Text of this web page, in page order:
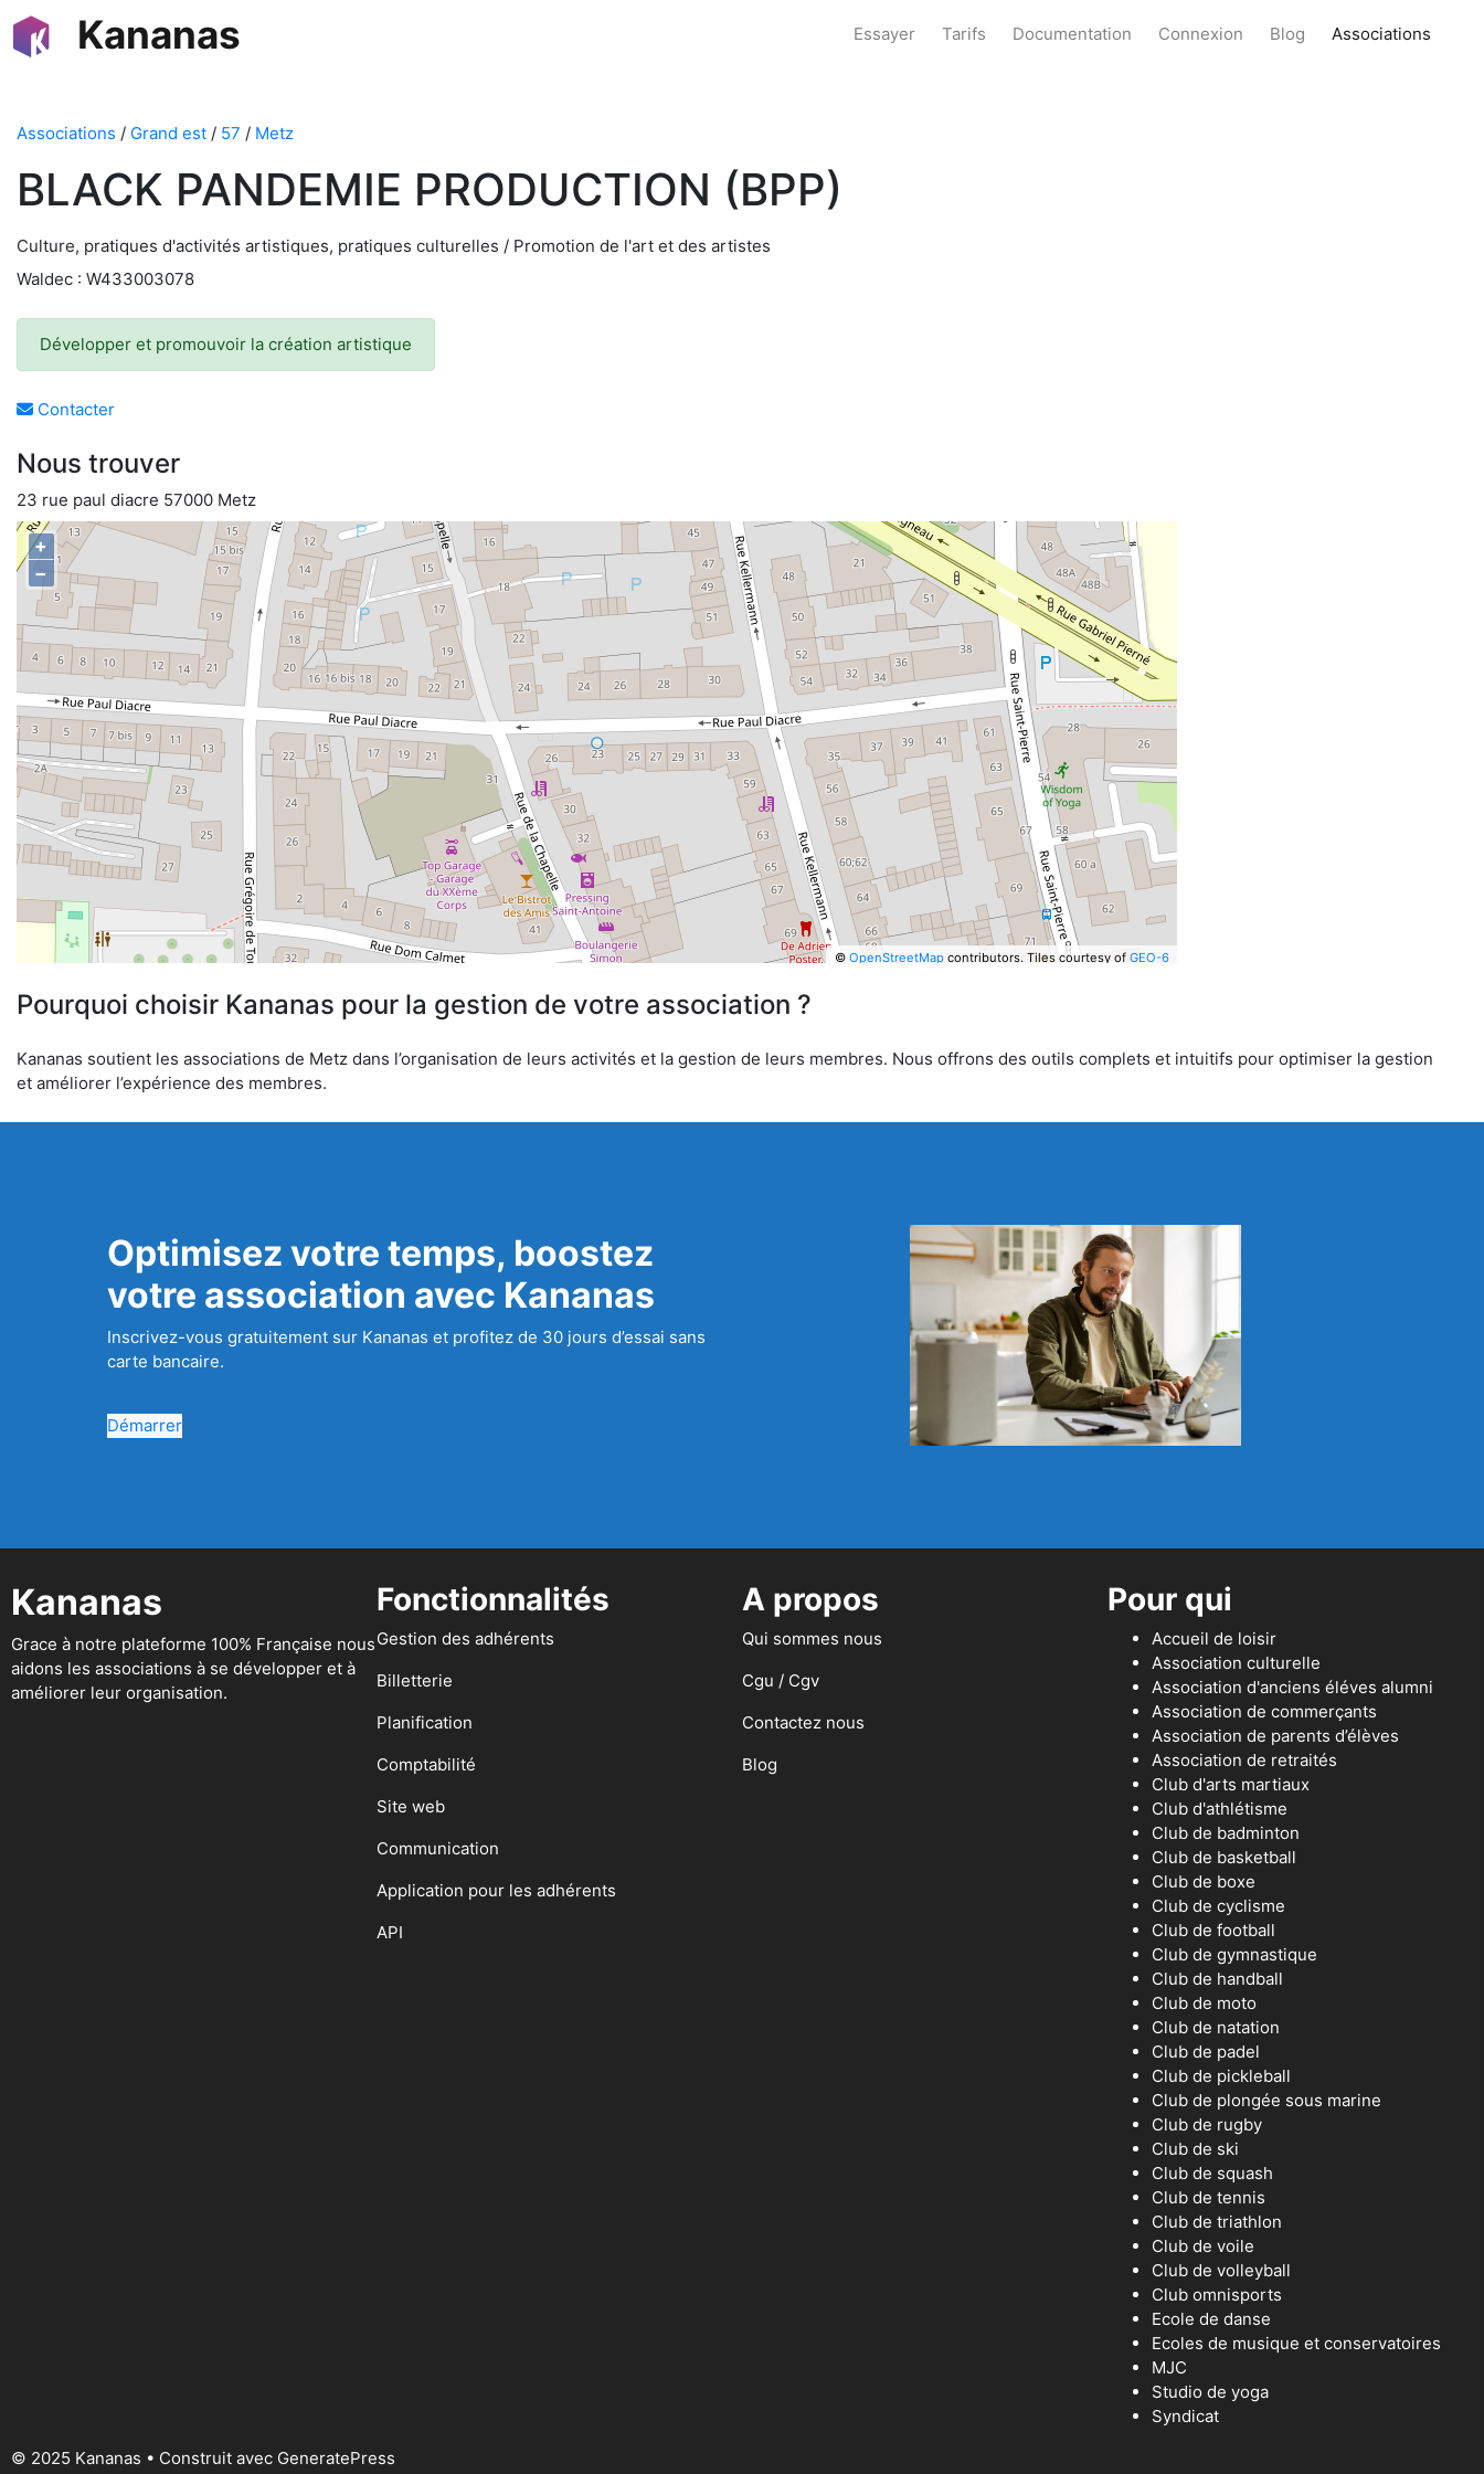
Kananas Essayer Tarifs Documentation Connexion Blog Associations
Associations / Grand est / 57 / Metz
BLACK PANDEMIE PRODUCTION (BPP)
Culture, pratiques d'activités artistiques, pratiques culturelles / Promotion de l'art et des artistes
Waldec : W433003078
Développer et promouvoir la création artistique
Contacter
Nous trouver
23 rue paul diacre 57000 Metz
+
−
© OpenStreetMapcontributors. Tiles courtesy of GEO-6
Pourquoi choisir Kananas pour la gestion de votre association ?
Kananas soutient les associations de Metz dans l’organisation de leurs activités et la gestion de leurs membres. Nous offrons des outils complets et intuitifs pour optimiser la gestion
et améliorer l’expérience des membres.
Optimisez votre temps, boostez
votre association avec Kananas
Inscrivez-vous gratuitement sur Kananas et profitez de 30 jours d’essai sans
carte bancaire.
Démarrer
Kananas
Grace à notre plateforme 100% Française nous
aidons les associations à se développer et à
améliorer leur organisation.
Fonctionnalités
Gestion des adhérents
Billetterie
Planification
Comptabilité
Site web
Communication
Application pour les adhérents
API
A propos
Qui sommes nous
Cgu / Cgv
Contactez nous
Blog
Pour qui
Accueil de loisir
Association culturelle
Association d'anciens éléves alumni
Association de commerçants
Association de parents d’élèves
Association de retraités
Club d'arts martiaux
Club d'athlétisme
Club de badminton
Club de basketball
Club de boxe
Club de cyclisme
Club de football
Club de gymnastique
Club de handball
Club de moto
Club de natation
Club de padel
Club de pickleball
Club de plongée sous marine
Club de rugby
Club de ski
Club de squash
Club de tennis
Club de triathlon
Club de voile
Club de volleyball
Club omnisports
Ecole de danse
Ecoles de musique et conservatoires
MJC
Studio de yoga
Syndicat
© 2025 Kananas • Construit avec GeneratePress